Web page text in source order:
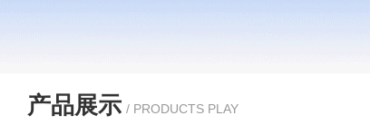
产品展示 / PRODUCTS PLAY